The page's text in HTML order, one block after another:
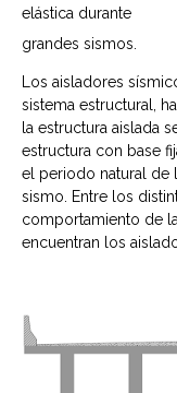
elástica durante
grandes sismos.
Los aisladores
sistema estructural,
la estructura aislada
estructura con base
el periodo natural de
sismo. Entre los
comportamiento de
encuentran los